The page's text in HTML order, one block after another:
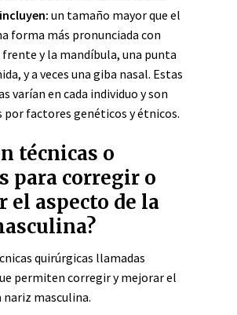
un tamaño mayor que el
forma más pronunciada con
y la mandíbula, una punta
y a veces una giba nasal. Estas
varían en cada individuo y son
por factores genéticos y étnicos.
técnicas o
para corregir o
el aspecto de la
quirúrgicas llamadas
permiten corregir y mejorar el
nariz masculina.